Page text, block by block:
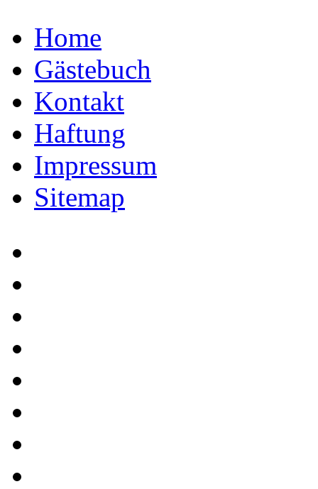
Home
Gästebuch
Kontakt
Haftung
Impressum
Sitemap